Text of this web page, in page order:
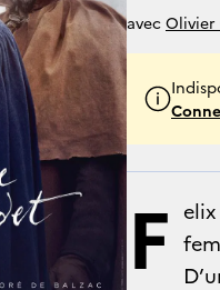
avec Olivier
F